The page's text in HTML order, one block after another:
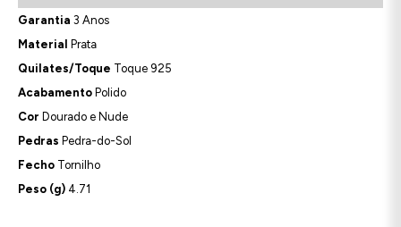
Garantia 3 Anos
Material
Prata
Quilates/Toque Toque 925
Acabamento Polido
Cor Dourado e Nude
Pedras Pedra-do-Sol
Fecho Tornilho
Peso (g) 4.71